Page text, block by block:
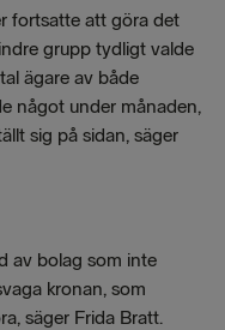
fortsatte att göra det
grupp tydligt valde
ägare av både
något under månaden,
sig på sidan, säger
av bolag som inte
kronan, som
säger Frida Bratt.